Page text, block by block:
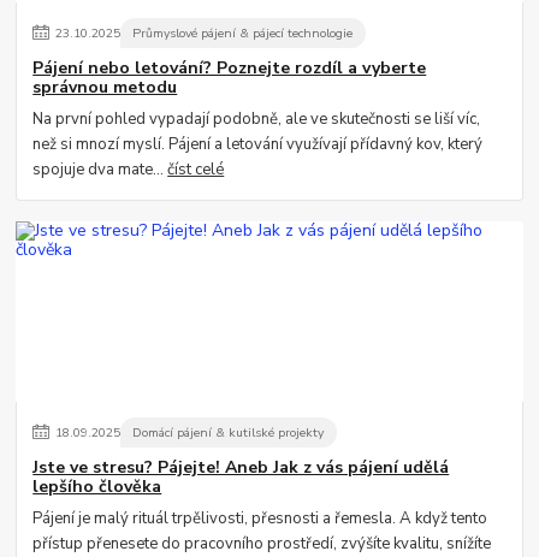
23.10.2025 Průmyslové pájení & pájecí technologie
Pájení nebo letování? Poznejte rozdíl a vyberte
správnou metodu
Na první pohled vypadají podobně, ale ve skutečnosti se liší víc,
než si mnozí myslí. Pájení a letování využívají přídavný kov, který
spojuje dva mate...číst celé
18.09.2025 Domácí pájení & kutilské projekty
Jste ve stresu? Pájejte! Aneb Jak z vás pájení udělá
lepšího člověka
Pájení je malý rituál trpělivosti, přesnosti a řemesla. A když tento
přístup přenesete do pracovního prostředí, zvýšíte kvalitu, snížíte